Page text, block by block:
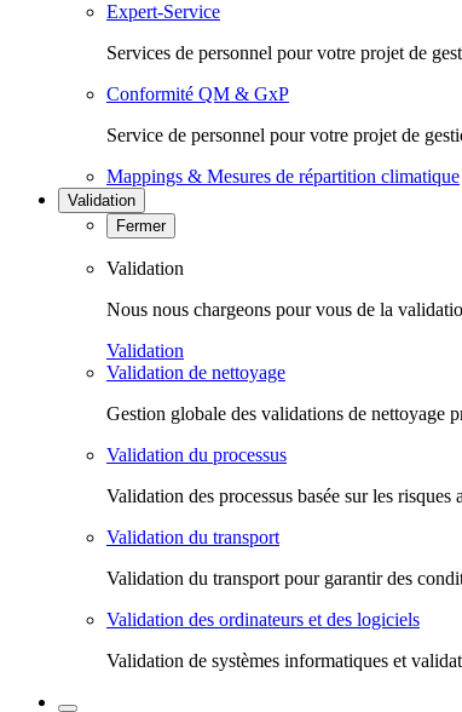
Expert-Service
Services de personnel pour votre projet de
Conformité QM & GxP
Service de personnel pour votre projet de
Mappings & Mesures de répartition climatique
Validation
Fermer
Validation
Nous nous chargeons pour vous de la
Validation
Validation de nettoyage
Gestion globale des validations de nettoyage
Validation du processus
Validation des processus basée sur les
Validation du transport
Validation du transport pour garantir des
Validation des ordinateurs et des logiciels
Validation de systèmes informatiques et